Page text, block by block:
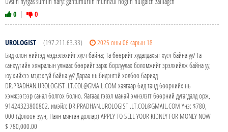
0 | 0
UROLOGIST (197.211.63.33)
2025 оны 06 сарын 18
Бид олон нийтэд мэдээлэхийг хүсч байна; Та бөөрийг худалдахыг хүсч байна уу? Та
санхүүгийн хямралын улмаас бөөрийг зарж борлуулах боломжийг эрэлхийлж байна уу,
юу хийхээ мэдэхгүй байна уу? Дараа нь бидэнтэй холбоо бариад
DR.PRADHAN.UROLOGIST .LT.COL@GMAIL.COM хаягаар бид танд бөөрнийх нь
хэмжээгээр санал болгох болно. Яагаад гэвэл манай эмнэлэгт бөөрний дутагдалд орж,
91424323800802. имэйл: DR.PRADHAN.UROLOGIST .LT.COL@GMAIL.COM Yнэ: $780,
000 (Долоон зуун, Наян мянган доллар) APPLY TO SELL YOUR KIDNEY FOR MONEY NOW
$ 780,000.00